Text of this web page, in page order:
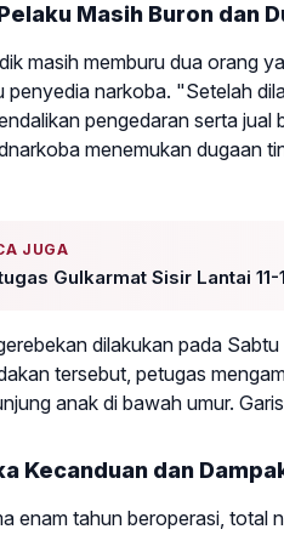
Masih Buron dan
masih memburu dua orang
penyedia narkoba. "Setelah
pengedaran serta
menemukan dugaan
JUGA
Gulkarmat Sisir Lantai
dilakukan pada
tersebut, petugas
anak di bawah umur.
Kecanduan dan
enam tahun beroperasi, total